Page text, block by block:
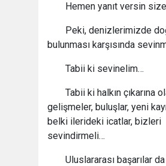
Hemen yanıt versin
Peki, denizlerimizde
bulunması karşısında
Tabii ki sevinelim…
Tabii ki halkın çıkarına
gelişmeler, buluşlar, yeni
belki ilerideki icatlar, bizleri
sevindirmeli…
Uluslararası başarılar da